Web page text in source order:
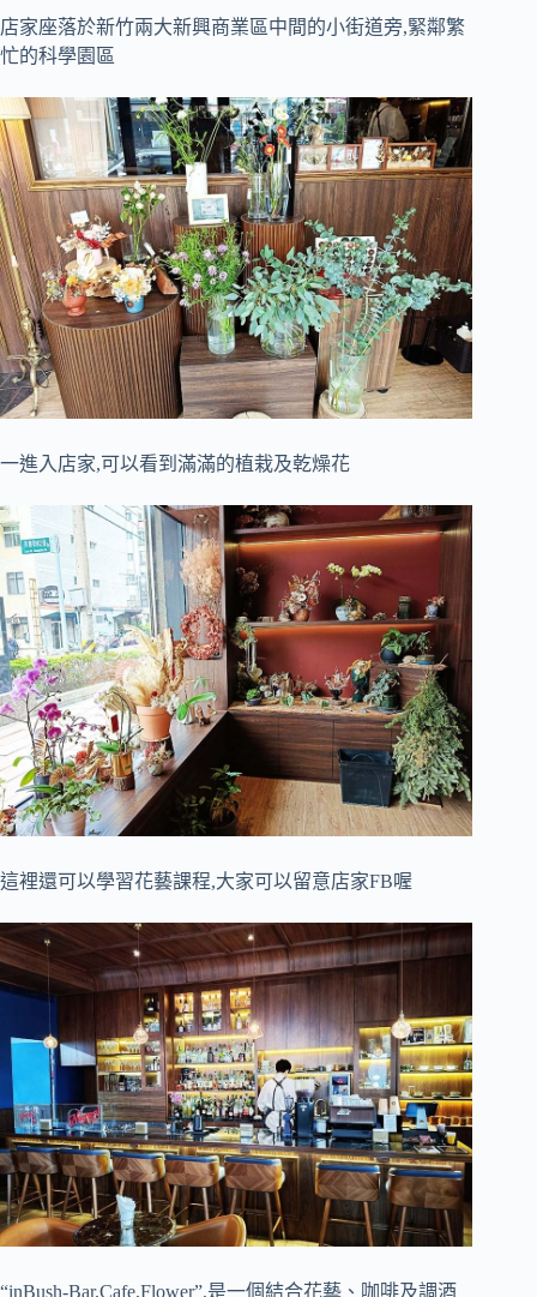
店家座落於新竹兩大新興商業區中間的小街道旁,緊鄰繁
忙的科學園區
一進入店家,可以看到滿滿的植栽及乾燥花
這裡還可以學習花藝課程,大家可以留意店家FB喔
“inBush-Bar,Cafe,Flower”,是一個結合花藝、咖啡及調酒